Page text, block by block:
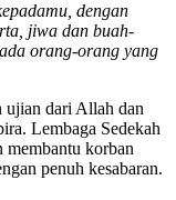
dengan
jiwa dan buah-
orang-orang yang
ujian dari Allah dan
Lembaga Sedekah
korban
penuh kesabaran.